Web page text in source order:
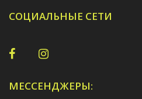
СОЦИАЛЬНЫЕ СЕТИ
МЕССЕНДЖЕРЫ: